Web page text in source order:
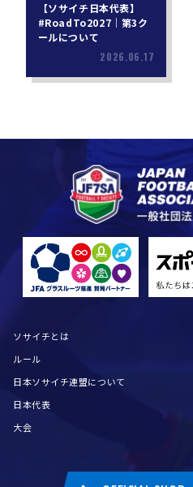
【ソサイチ日本代表】
#RoadTo2027｜第3ク
ールについて
2026.06.17
ソサイチとは
ルール
日本ソサイチ連盟について
日本代表
大会